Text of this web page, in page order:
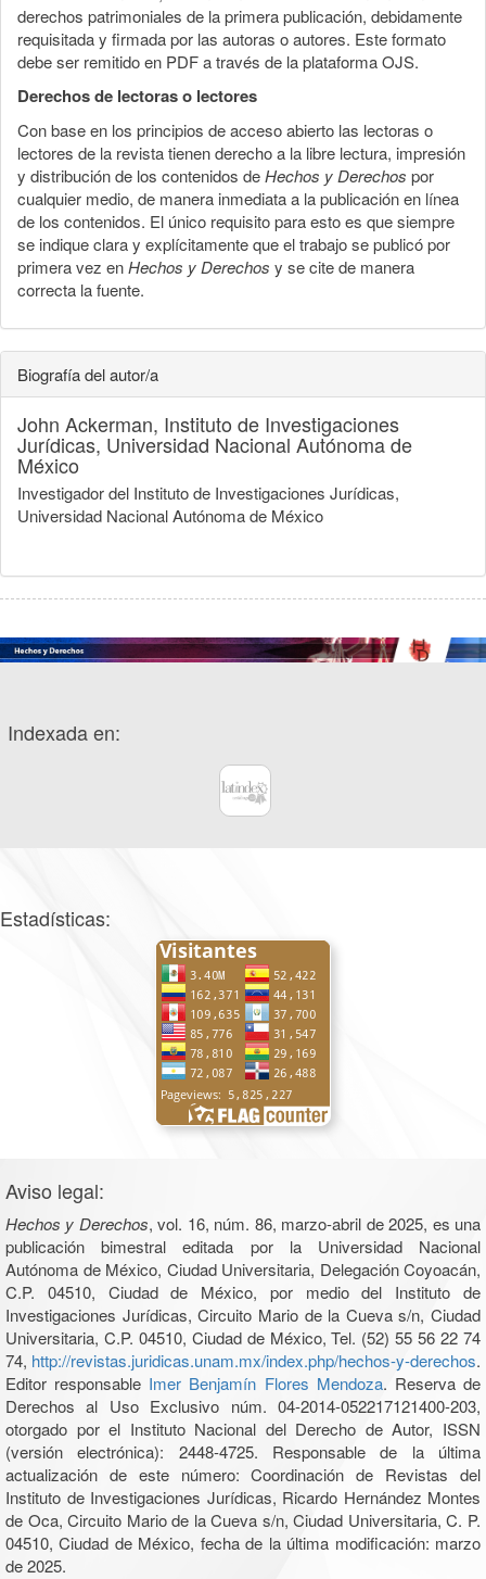
derechos patrimoniales de la primera publicación, debidamente
requisitada y firmada por las autoras o autores. Este formato
debe ser remitido en PDF a través de la plataforma OJS.
Derechos de lectoras o lectores
Con base en los principios de acceso abierto las lectoras o
lectores de la revista tienen derecho a la libre lectura, impresión
y distribución de los contenidos deHechos y Derechos por
cualquier medio, de manera inmediata a la publicación en línea
de los contenidos. El único requisito para esto es que siempre
se indique clara y explícitamente que el trabajo se publicó por
primera vez enHechos y Derechos y se cite de manera
correcta la fuente.
Biografía del autor/a
John Ackerman, Instituto de Investigaciones
Jurídicas, Universidad Nacional Autónoma de
México
Investigador del Instituto de Investigaciones Jurídicas,
Universidad Nacional Autónoma de México
Indexada en:
Estadísticas:
Aviso legal:
Hechos y Derechos, vol. 16, núm. 86, marzo-abril de 2025, es una
publicación bimestral editada por la Universidad Nacional
Autónoma de México, Ciudad Universitaria, Delegación Coyoacán,
C.P. 04510, Ciudad de México, por medio del Instituto de
Investigaciones Jurídicas, Circuito Mario de la Cueva s/n, Ciudad
Universitaria, C.P. 04510, Ciudad de México, Tel. (52) 55 56 22 74
74, http://revistas.juridicas.unam.mx/index.php/hechos-y-derechos.
Editor responsable Imer Benjamín Flores Mendoza. Reserva de
Derechos al Uso Exclusivo núm. 04-2014-052217121400-203,
otorgado por el Instituto Nacional del Derecho de Autor, ISSN
(versión electrónica): 2448-4725. Responsable de la última
actualización de este número: Coordinación de Revistas del
Instituto de Investigaciones Jurídicas, Ricardo Hernández Montes
de Oca, Circuito Mario de la Cueva s/n, Ciudad Universitaria, C. P.
04510, Ciudad de México, fecha de la última modificación: marzo
de 2025.